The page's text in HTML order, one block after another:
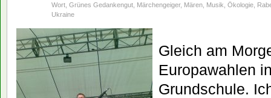
Wort Grünes Gedankengut Märchengeiger, Mären Musik Ökologie
Ukraine
Gleich am
Europawahlen
Grundschule.